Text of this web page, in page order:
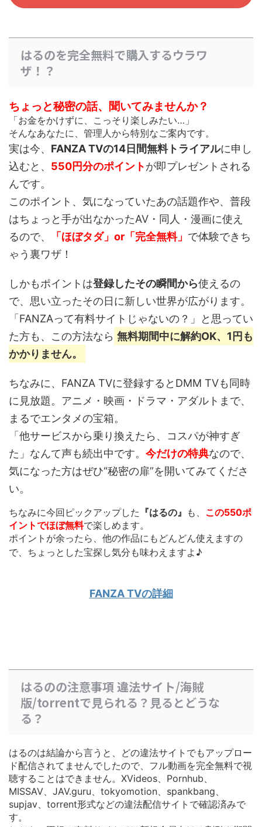
はるのを完全無料で購入するウラワ
ザ！？
ちょっと秘密の話、聞いてみませんか？
「お金をかけずに、こっそり楽しみたい…」
そんなあなたに、管理人から特別なご案内です。
実は今、 FANZA TVの14日間無料トライアルに申し
込むと、 550円分のポイントが即プレゼントされる
んです。
このポイント、 気になっていたあの話題作や、普段
はちょっと手が出なかったAV・同人・漫画に使え
るので、
「ほぼタダ」or「完全無料」 で体験できち
ゃう裏ワザ！
しかもポイントは登録したその瞬間から使えるの
で、思い立ったその日に新しい世界が広がります。
「FANZAって有料サイトじゃないの？」と思ってい
た方も、この方法なら 無料期間中に解約OK、1円も
かかりません。
ちなみに、FANZA TVに登録するとDMM TVも同時
に見放題。アニメ・映画・ドラマ・アダルトまで、
まるでエンタメの宝箱。
「他サービスから乗り換えたら、コスパが神すぎ
た」なんて声も続出中です。 今だけの特典なので、
気になった方はぜひ“秘密の扉”を開いてみてくださ
い。
ちなみに今回ピックアップした 『はるの』 も、 この550ポ
イントでほぼ無料で楽しめます。
ポイントが余ったら、他の作品にもどんどん使えますの
で、ちょっとした宝探し気分も味わえますよ♪
FANZA TVの詳細
はるのの注意事項 違法サイト/海賊
版/torrentで見られる？見るとどうな
る？
はるのは結論から言うと、どの違法サイトでもアップロー
ド配信されてませんでしたので、フル動画を完全無料で視
聴することはできません。XVideos、Pornhub、
MISSAV、JAV.guru、tokyomotion、spankbang、
supjav、torrent形式などの違法配信サイトで確認済みで
す。